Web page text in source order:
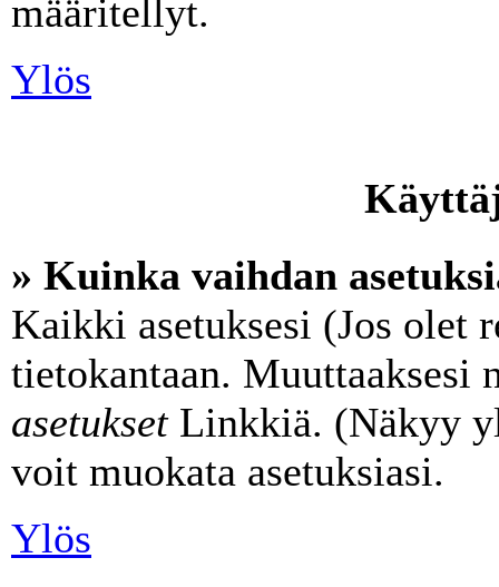
määritellyt.
Ylös
» Kuinka vaihdan
Kaikki asetuksesi (Jos olet
tietokantaan.
asetuksetLinkkiä. (Näkyy
voit muokata asetuksiasi.
Ylös